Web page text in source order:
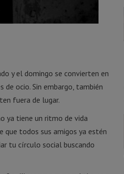
y el domingo se convierten en
ocio. Sin embargo, también
fuera de lugar.
ya tiene un ritmo de vida
que todos sus amigos ya estén
tu círculo social buscando